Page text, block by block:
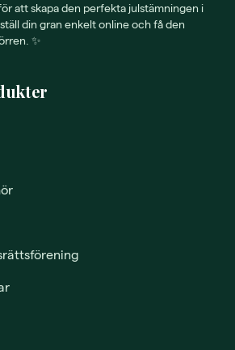
att skapa den perfekta julstämningen i
din gran enkelt online och få den
✨